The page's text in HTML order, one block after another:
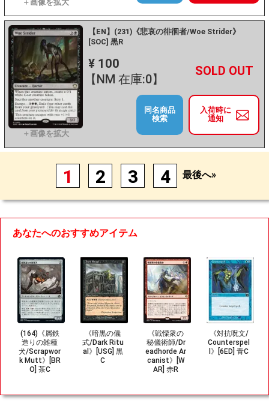
【EN】(231)《悲哀の徘徊者/Woe Strider》
[SOC] 黒R
¥ 100
【NM 在庫:0】
－ +
入荷時に
通知
同名商品
検索
1 2 3 4 最後へ»
あなたへのおすすめアイテム
(164)《屑鉄
造りの雑種
犬/Scrapwor
k Mutt》[BR
O] 茶C
《暗黒の儀
式/Dark Ritu
al》[USG] 黒
C
《戦慄衆の
秘儀術師/Dr
eadhorde Ar
canist》[W
AR] 赤R
《対抗呪文/
Counterspel
l》[6ED] 青C